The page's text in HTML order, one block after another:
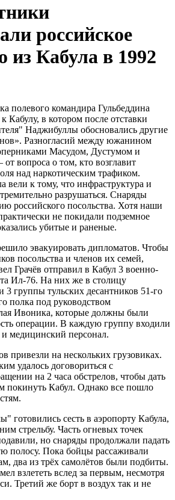
российское
из Кабула в 1992
полевого командира Гульбеддина
Кабулу, в котором после отставки
Наджибуллы обосновались другие
Разногласий между южанином
Масудом, Дустумом и
вопроса о том, кто возглавит
над наркотическим трафиком.
вели к тому, что инфраструктура и
разрушаться. Снаряды
российского посольства. Хотя наши
не покидали подземное
убитые и раненые.
эвакуировать дипломатов. Чтобы
посольства и членов их семей,
Грачёв отправил в Кабул 3 военно-
Ил-76. На них же в столицу
группы тульских десантников 51-го
полка под руководством
Ивоника, которые должны были
операции. В каждую группу входили
медицинский персонал.
привезли на нескольких грузовиках.
удалось договориться с
на 2 часа обстрелов, чтобы дать
покинуть Кабул. Однако все пошло
готовились сесть в аэропорту Кабула,
стрельбу. Часть огневых точек
но снаряды продолжали падать
полосу. Пока бойцы рассаживали
два из трёх самолётов были подбиты.
взлететь вслед за первым, несмотря
Третий же борт в воздух так и не